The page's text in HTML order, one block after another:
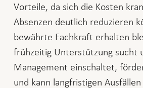
Vorteile, da sich die Kosten
Absenzen deutlich reduzieren
bewährte Fachkraft erhalten
frühzeitig Unterstützung sucht
Management einschaltet,
und kann langfristigen